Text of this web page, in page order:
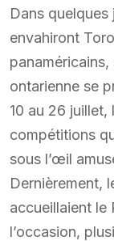
Dans quelques
envahiront
ontarienne se
10 au 26 juillet,
compétitions
sous l’œil
Dernièrement,
accueillaient le
l’occasion,